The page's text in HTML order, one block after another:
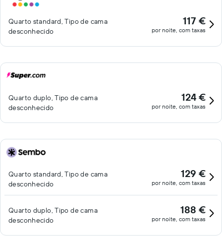
Quarto standard, Tipo de cama
desconhecido
117 €
por noite, com taxas
Quarto duplo, Tipo de cama
desconhecido
124 €
por noite, com taxas
Quarto standard, Tipo de cama
desconhecido
129 €
por noite, com taxas
Quarto duplo, Tipo de cama
desconhecido
188 €
por noite, com taxas